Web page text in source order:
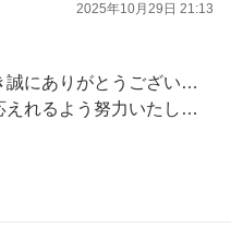
2025年10月29日 21:13
この度、当社で車検実施頂き誠にありがとうございました。
るよう努力いたします。
でもご相談ください。